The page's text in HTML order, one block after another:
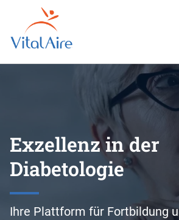
Inhalt
Exzellenz in der
Diabetologie
Ihre Plattform für Fortbildung